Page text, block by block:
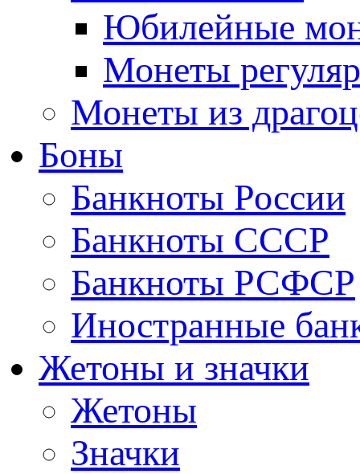
Юбилейные
Монеты
Монеты из
Боны
Банкноты России
Банкноты СССР
Банкноты РСФСР
Иностранные
Жетоны и значки
Жетоны
Значки